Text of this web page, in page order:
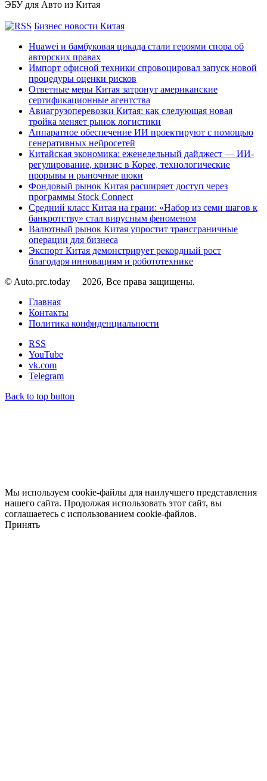
ЭБУ для Авто из Китая
Бизнес новости Китая
Huawei и бамбуковая цикада стали героями спора об
авторских правах
Импорт офисной техники спровоцировал запуск новой
процедуры оценки рисков
Ответные меры Китая затронут американские
сертификационные агентства
Авиагрузоперевозки Китая: как следующая новая
тройка меняет рынок логистики
Аппаратное обеспечение ИИ проектируют с помощью
генеративных нейросетей
Китайская экономика: еженедельный дайджест — ИИ-
регулирование, кризис в Корее, технологические
прорывы и рыночные шоки
Фондовый рынок Китая расширяет доступ через
программы Stock Connect
Средний класс Китая на грани: «Набор из семи шагов к
банкротству» стал вирусным феноменом
Валютный рынок Китая упростит трансграничные
операции для бизнеса
Экспорт Китая демонстрирует рекордный рост
благодаря инновациям и робототехнике
© Auto.prc.today
2026, Все права защищены.
Главная
Контакты
Политика конфиденциальности
RSS
YouTube
vk.com
Telegram
Back to top button
Мы используем cookie-файлы для наилучшего представления
нашего сайта. Продолжая использовать этот сайт, вы
соглашаетесь с использованием cookie-файлов.
Принять